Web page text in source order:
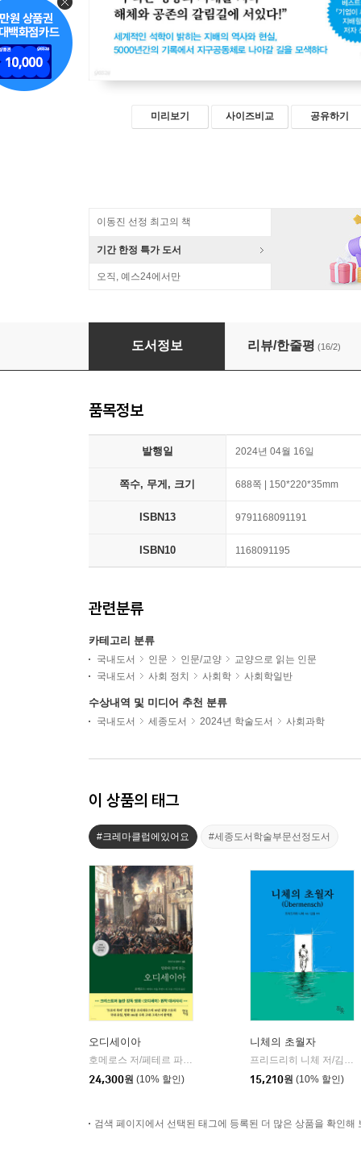
미리보기 사이즈비교 공유하기
이동진 선정 최고의 책
기간 한정 특가 도서
오직, 예스24에서만
위대한 전환
도서정보 리뷰/한줄평 (16/2)
품목정보
발행일 2024년 04월 16일
쪽수, 무게, 크기 688쪽 | 150*220*35mm
ISBN13 9791168091191
ISBN10 1168091195
관련분류
카테고리 분류
국내도서 인문 인문/교양
교양으로 읽는 인문
국내도서
사회 정치 사회학 사회학일반
수상내역 및 미디어 추천 분류
국내도서 세종도서 2024년 학술도서 사회과학
이 상품의 태그
#크레마클럽에있어요 #세종도서학술부문선정도서
오디세이아
호메로스 저/페테르 파울 루벤스 그림/박문재 역 |
현대지성
24,300원 (10% 할인)
니체의 초월자
프리드리히 니체 저/김철 편역
15,210원 (10% 할인)
검색 페이지에서 선택된 태그에 등록된 더 많은 상품을 확인해